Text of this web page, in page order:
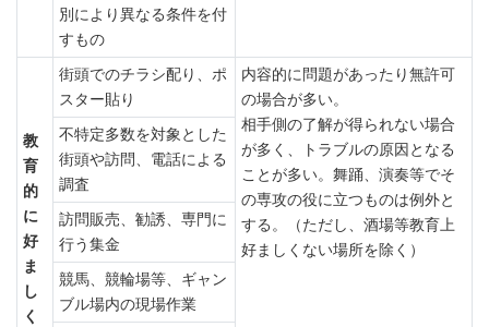
別により異なる条件を付
すもの
教
育
的
に
好
ま
し
く
街頭でのチラシ配り、ポ
スター貼り
内容的に問題があったり無許可
の場合が多い。
相手側の了解が得られない場合
が多く、トラブルの原因となる
ことが多い。舞踊、演奏等でそ
の専攻の役に立つものは例外と
する。（ただし、酒場等教育上
好ましくない場所を除く）
不特定多数を対象とした
街頭や訪問、電話による
調査
訪問販売、勧誘、専門に
行う集金
競馬、競輪場等、ギャン
ブル場内の現場作業